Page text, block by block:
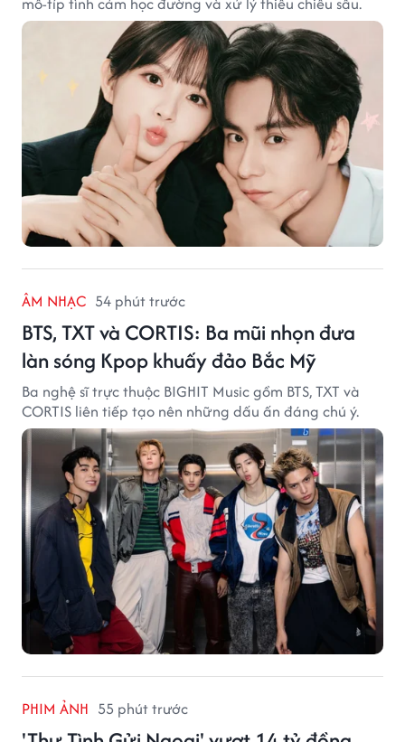
ÂM NHẠC 54 phút trước
BTS, TXT và CORTIS: Ba mũi nhọn đưa
làn sóng Kpop khuấy đảo Bắc Mỹ
Ba nghệ sĩ trực thuộc BIGHIT Music gồm BTS, TXT và
CORTIS liên tiếp tạo nên những dấu ấn đáng chú ý.
PHIM ẢNH 55 phút trước